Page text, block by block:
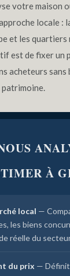
votre maison
locale :
et les
est de fixer un
acheteurs
patrimoine.
À
local —
les biens
réelle du
du prix —